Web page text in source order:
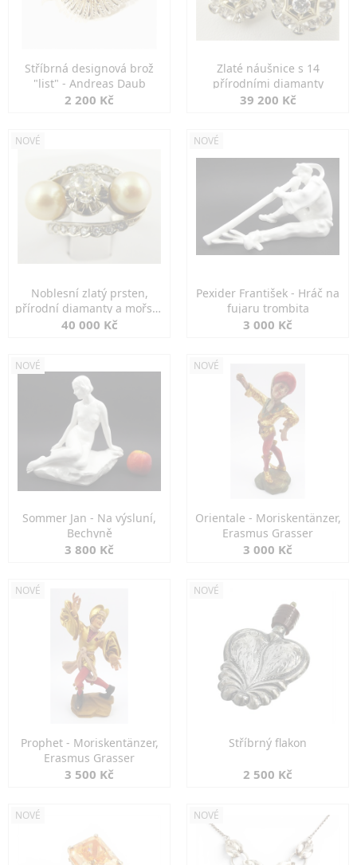
Stříbrná designová brož
"list" - Andreas Daub
2 200 Kč
Zlaté náušnice s 14
přírodními diamanty
39 200 Kč
NOVÉ
Noblesní zlatý prsten,
přírodní diamanty a mořské
perly
40 000 Kč
NOVÉ
Pexider František - Hráč na
fujaru trombita
3 000 Kč
NOVÉ
Sommer Jan - Na výsluní,
Bechyně
3 800 Kč
NOVÉ
Orientale - Moriskentänzer,
Erasmus Grasser
3 000 Kč
NOVÉ
Prophet - Moriskentänzer,
Erasmus Grasser
3 500 Kč
NOVÉ
Stříbrný flakon
2 500 Kč
NOVÉ NOVÉ